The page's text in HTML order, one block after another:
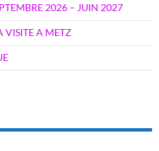
2026 – JUIN 2027
VISITE A METZ